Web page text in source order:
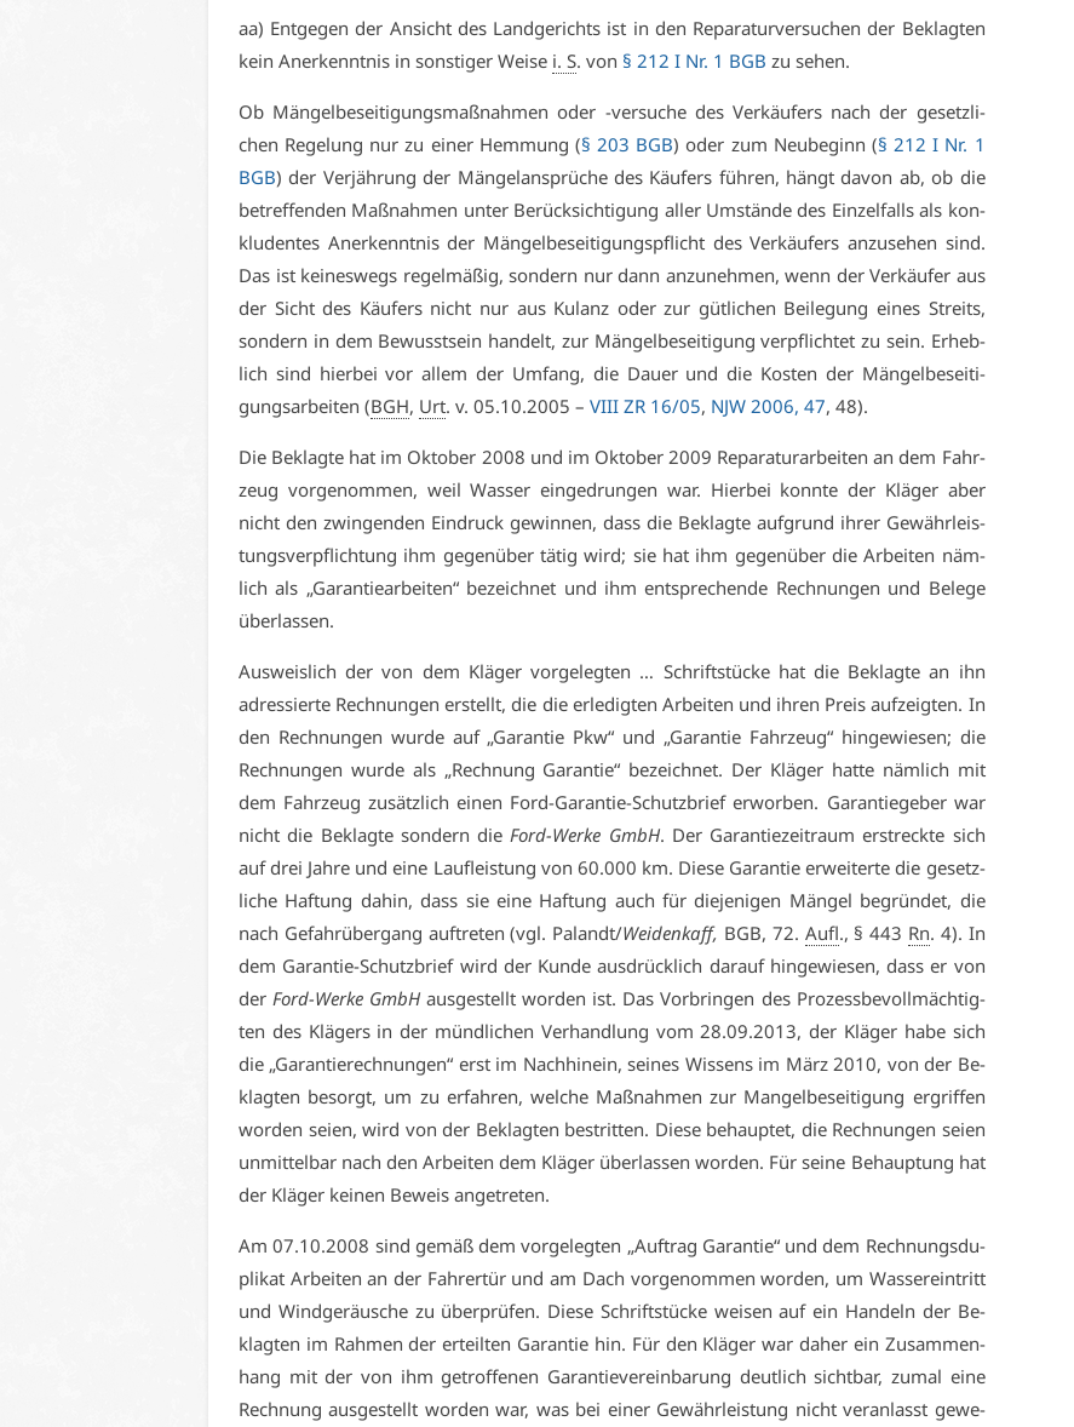
aa) Ent­ge­gen der An­sicht des Land­ge­richts ist in den Re­pa­ra­tur­ver­su­chen der Be­klag­ten
kein An­er­kennt­nis in sons­ti­ger Wei­se i. S. von § 212 I Nr. 1 BGB zu se­hen.
Ob Män­gel­be­sei­ti­gungs­maß­nah­men oder -ver­su­che des Ver­käu­fers nach der ge­setz­li­
chen Re­ge­lung nur zu ei­ner Hem­mung (§ 203 BGB) oder zum Neu­be­ginn (§ 212 I Nr. 1
BGB) der Ver­jäh­rung der Män­gel­an­sprü­che des Käu­fers füh­ren, hängt da­von ab, ob die
be­tref­fen­den Maß­nah­men un­ter Be­rück­sich­ti­gung al­ler Um­stän­de des Ein­zel­falls als kon­
klu­den­tes An­er­kennt­nis der Män­gel­be­sei­ti­gungs­pflicht des Ver­käu­fers an­zu­se­hen sind.
Das ist kei­nes­wegs re­gel­mä­ßig, son­dern nur dann an­zu­neh­men, wenn der Ver­käu­fer aus
der Sicht des Käu­fers nicht nur aus Ku­lanz oder zur güt­li­chen Bei­le­gung ei­nes Streits,
son­dern in dem Be­wusst­sein han­delt, zur Män­gel­be­sei­ti­gung ver­pflich­tet zu sein. Er­heb­
lich sind hier­bei vor al­lem der Um­fang, die Dau­er und die Kos­ten der Män­gel­be­sei­ti­
gungs­ar­bei­ten (BGH, Urt. v. 05.10.2005 – VI­II ZR 16/05, NJW 2006, 47, 48).
Die Be­klag­te hat im Ok­to­ber 2008 und im Ok­to­ber 2009 Re­pa­ra­tur­ar­bei­ten an dem Fahr­
zeug vor­ge­nom­men, weil Was­ser ein­ge­drun­gen war. Hier­bei konn­te der Klä­ger aber
nicht den zwin­gen­den Ein­druck ge­win­nen, dass die Be­klag­te auf­grund ih­rer Ge­währ­leis­
tungs­ver­pflich­tung ihm ge­gen­über tä­tig wird; sie hat ihm ge­gen­über die Ar­bei­ten näm­
lich als „Ga­ran­tie­ar­bei­ten“ be­zeich­net und ihm ent­spre­chen­de Rech­nun­gen und Be­le­ge
über­las­sen.
Aus­weis­lich der von dem Klä­ger vor­ge­leg­ten … Schrift­stü­cke hat die Be­klag­te an ihn
adres­sier­te Rech­nun­gen er­stellt, die die er­le­dig­ten Ar­bei­ten und ih­ren Preis auf­zeig­ten. In
den Rech­nun­gen wur­de auf „Ga­ran­tie Pkw“ und „Ga­ran­tie Fahr­zeug“ hin­ge­wie­sen; die
Rech­nun­gen wur­de als „Rech­nung Ga­ran­tie“ be­zeich­net. Der Klä­ger hat­te näm­lich mit
dem Fahr­zeug zu­sätz­lich ei­nen Ford-Ga­ran­tie-Schutz­brief er­wor­ben. Ga­ran­tie­ge­ber war
nicht die Be­klag­te son­dern dieFord-Wer­ke GmbH. Der Ga­ran­tie­zeit­raum er­streck­te sich
auf drei Jah­re und ei­ne Lauf­leis­tung von 60.000 km. Die­se Ga­ran­tie er­wei­ter­te die ge­setz­
li­che Haf­tung da­hin, dass sie ei­ne Haf­tung auch für die­je­ni­gen Män­gel be­grün­det, die
nach Ge­fahr­über­gang auf­tre­ten (vgl. Pa­landt/Wei­den­kaff, BGB, 72. Aufl., § 443 Rn. 4). In
dem Ga­ran­tie-Schutz­brief wird der Kun­de aus­drück­lich dar­auf hin­ge­wie­sen, dass er von
derFord-Wer­ke GmbHaus­ge­stellt wor­den ist. Das Vor­brin­gen des Pro­zess­be­voll­mäch­tig­
ten des Klä­gers in der münd­li­chen Ver­hand­lung vom 28.09.2013, der Klä­ger ha­be sich
die „Ga­ran­tierech­nun­gen“ erst im Nach­hin­ein, sei­nes Wis­sens im März 2010, von der Be­
klag­ten be­sorgt, um zu er­fah­ren, wel­che Maß­nah­men zur Man­gel­be­sei­ti­gung er­grif­fen
wor­den sei­en, wird von der Be­klag­ten be­strit­ten. Die­se be­haup­tet, die Rech­nun­gen sei­en
un­mit­tel­bar nach den Ar­bei­ten dem Klä­ger über­las­sen wor­den. Für sei­ne Be­haup­tung hat
der Klä­ger kei­nen Be­weis an­ge­tre­ten.
Am 07.10.2008 sind ge­mäß dem vor­ge­leg­ten „Auf­trag Ga­ran­tie“ und dem Rech­nungs­du­
pli­kat Ar­bei­ten an der Fah­rer­tür und am Dach vor­ge­nom­men wor­den, um Was­ser­ein­tritt
und Wind­ge­räu­sche zu über­prü­fen. Die­se Schrift­stü­cke wei­sen auf ein Han­deln der Be­
klag­ten im Rah­men der er­teil­ten Ga­ran­tie hin. Für den Klä­ger war da­her ein Zu­sam­men­
hang mit der von ihm ge­trof­fe­nen Ga­ran­tie­ver­ein­ba­rung deut­lich sicht­bar, zu­mal ei­ne
Rech­nung aus­ge­stellt wor­den war, was bei ei­ner Ge­währ­leis­tung nicht ver­an­lasst ge­we­